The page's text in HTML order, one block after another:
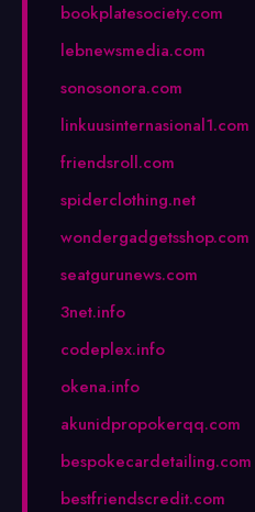
bookplatesociety.com
lebnewsmedia.com
sonosonora.com
linkuusinternasional1.com
friendsroll.com
spiderclothing.net
wondergadgetsshop.com
seatgurunews.com
3net.info
codeplex.info
okena.info
akunidpropokerqq.com
bespokecardetailing.com
bestfriendscredit.com